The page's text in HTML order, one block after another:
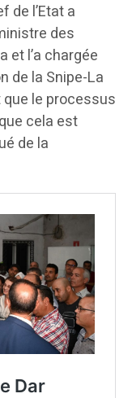
de l’Etat a
des
et l’a chargée
de la Snipe-La
le processus
cela est
de la